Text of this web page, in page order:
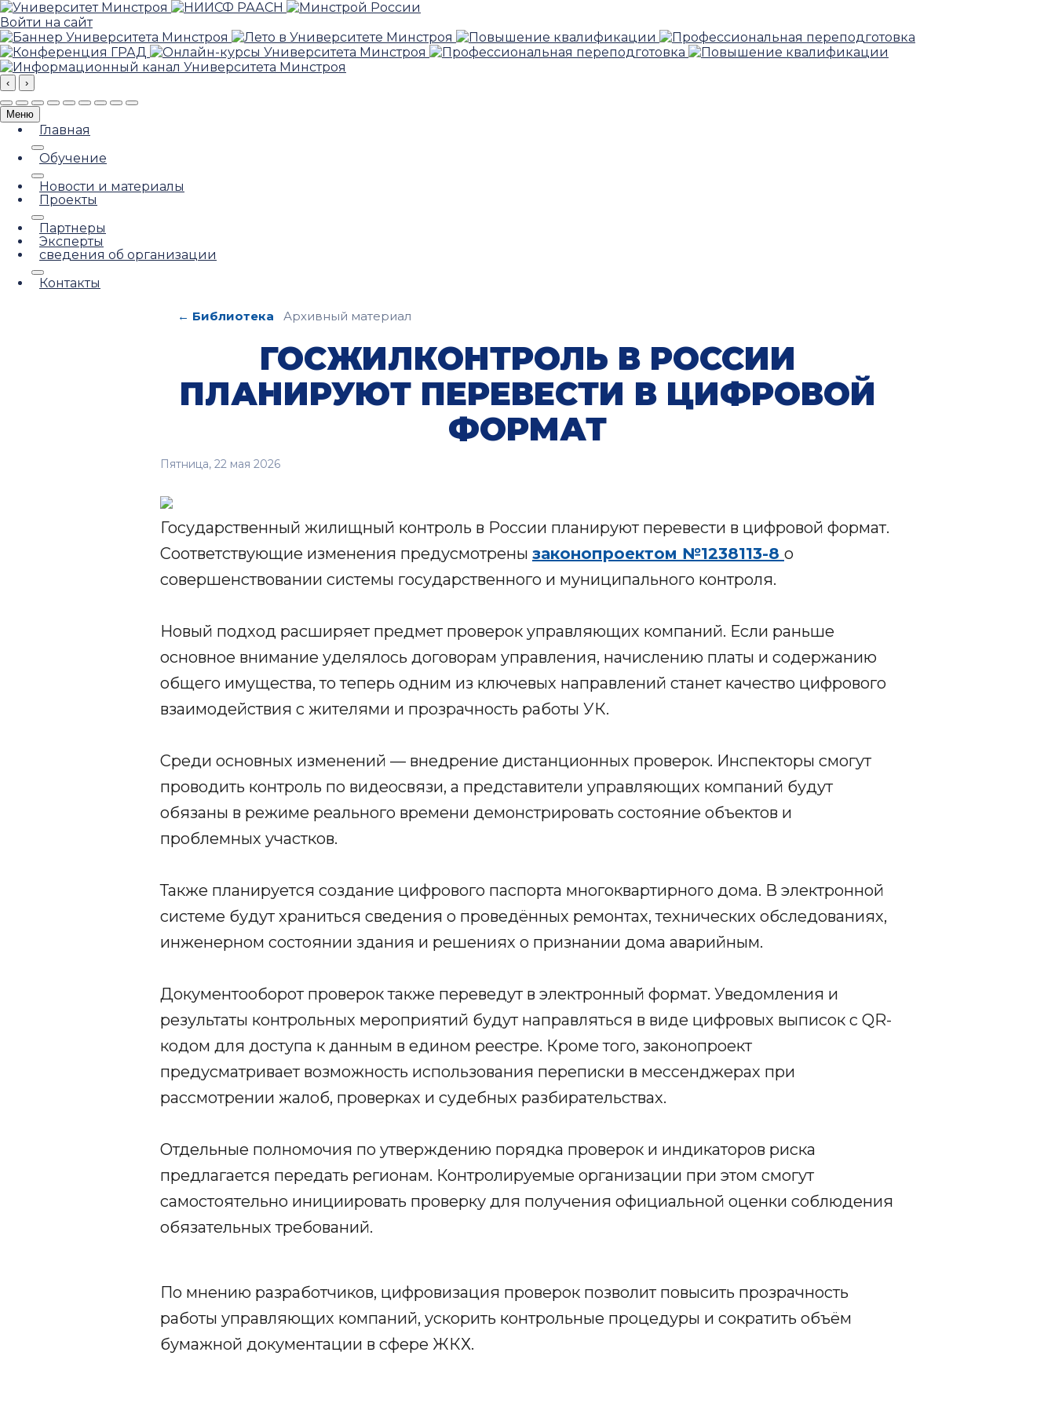
Войти на сайт
‹ ›
Меню
Главная
Обучение
Новости и материалы
Проекты
Партнеры
Эксперты
сведения об организации
Контакты
← Библиотека Архивный материал
ГОСЖИЛКОНТРОЛЬ В РОССИИ
ПЛАНИРУЮТ ПЕРЕВЕСТИ В ЦИФРОВОЙ
ФОРМАТ
Пятница, 22 мая 2026
Государственный жилищный контроль в России планируют перевести в цифровой формат.
Соответствующие изменения предусмотрены законопроектом №1238113-8 о
совершенствовании системы государственного и муниципального контроля.
Новый подход расширяет предмет проверок управляющих компаний. Если раньше
основное внимание уделялось договорам управления, начислению платы и содержанию
общего имущества, то теперь одним из ключевых направлений станет качество цифрового
взаимодействия с жителями и прозрачность работы УК.
Среди основных изменений — внедрение дистанционных проверок. Инспекторы смогут
проводить контроль по видеосвязи, а представители управляющих компаний будут
обязаны в режиме реального времени демонстрировать состояние объектов и
проблемных участков.
Также планируется создание цифрового паспорта многоквартирного дома. В электронной
системе будут храниться сведения о проведённых ремонтах, технических обследованиях,
инженерном состоянии здания и решениях о признании дома аварийным.
Документооборот проверок также переведут в электронный формат. Уведомления и
результаты контрольных мероприятий будут направляться в виде цифровых выписок с QR-
кодом для доступа к данным в едином реестре. Кроме того, законопроект
предусматривает возможность использования переписки в мессенджерах при
рассмотрении жалоб, проверках и судебных разбирательствах.
Отдельные полномочия по утверждению порядка проверок и индикаторов риска
предлагается передать регионам. Контролируемые организации при этом смогут
самостоятельно инициировать проверку для получения официальной оценки соблюдения
обязательных требований.
По мнению разработчиков, цифровизация проверок позволит повысить прозрачность
работы управляющих компаний, ускорить контрольные процедуры и сократить объём
бумажной документации в сфере ЖКХ.